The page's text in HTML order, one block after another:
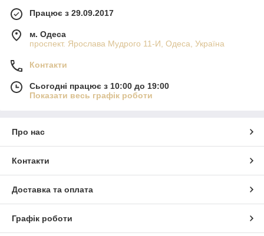
Працює з 29.09.2017
м. Одеса
проспект. Ярослава Мудрого 11-И, Одеса, Україна
Контакти
Сьогодні працює з 10:00 до 19:00
Показати весь графік роботи
Про нас
Контакти
Доставка та оплата
Графік роботи